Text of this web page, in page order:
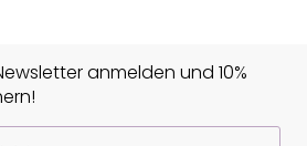
anmelden und 10%